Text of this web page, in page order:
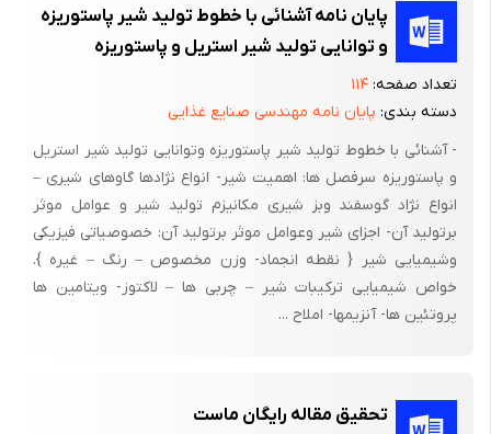
پایان نامه آشنائی با خطوط تولید شیر پاستوریزه
و توانایی تولید شیر استریل و پاستوریزه
تعداد صفحه: ۱۱۴
دسته بندی: پایان نامه مهندسی صنایع غذایی
- آشنائی با خطوط تولید شیر پاستوریزه وتوانایی تولید شیر استریل
و پاستوریزه سرفصل ها: اهمیت شیر- انواع نژادها گاوهای شیری –
انواع نژاد گوسفند وبز شیری مکانیزم تولید شیر و عوامل موثر
برتولید آن- اجزای شیر وعوامل موثر برتولید آن: خصوصیاتی فیزیکی
وشیمیایی شیر { نقطه انجماد- وزن مخصوص – رنگ – غیره }.
خواص شیمیایی ترکیبات شیر – چربی ها – لاکتوز- ویتامین ها
پروتئین ها- آنزیمها- املاح ...
تحقیق مقاله رایگان ماست